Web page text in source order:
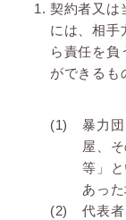
契約者又は
には、相手
ら責任を負
ができるも
暴力
屋、
等」
あっ
代表